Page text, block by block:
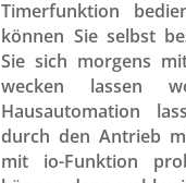
Timerfunktion
können Sie selbst
Sie sich morgens
wecken lassen
Hausautomation
durch den Antrieb
mit io-Funktion